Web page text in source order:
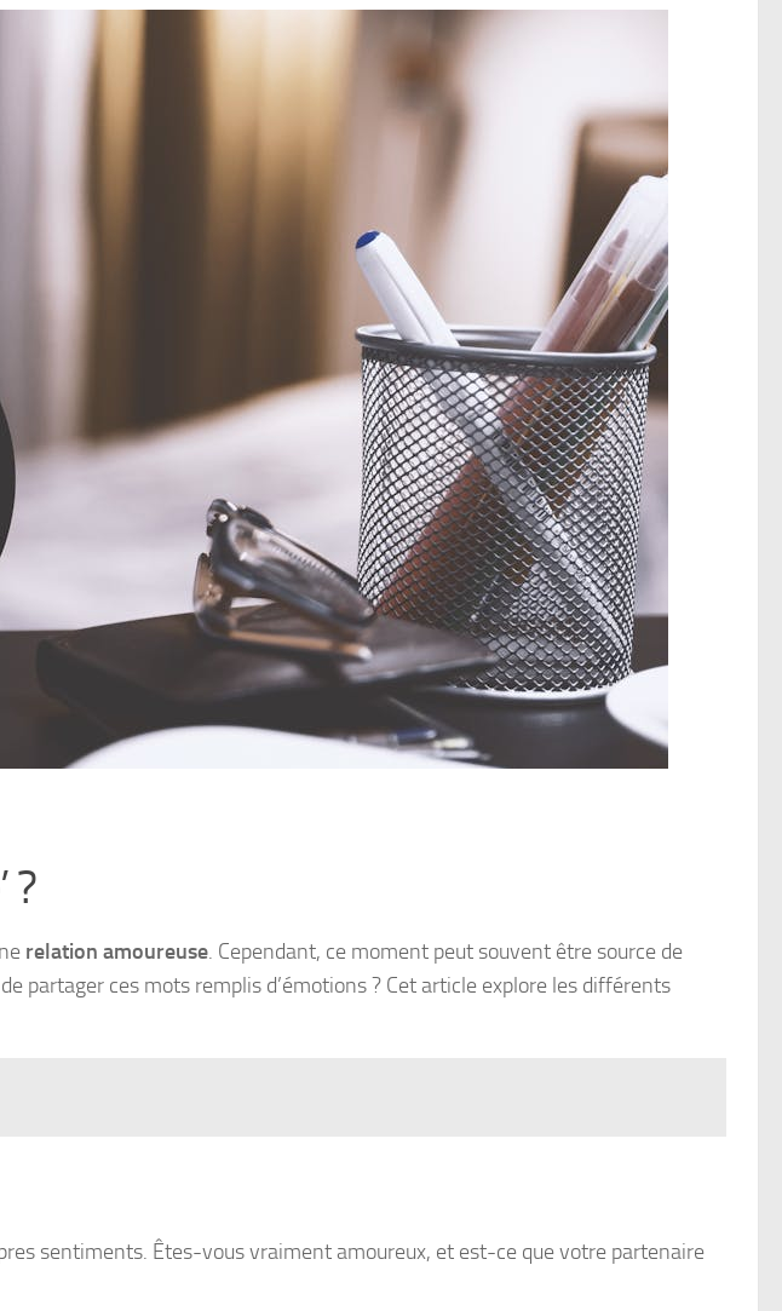
?
relation amoureuse. Cependant, ce moment peut souvent être source de
partager ces mots remplis d’émotions ? Cet article explore les différents
sentiments. Êtes-vous vraiment amoureux, et est-ce que votre partenaire